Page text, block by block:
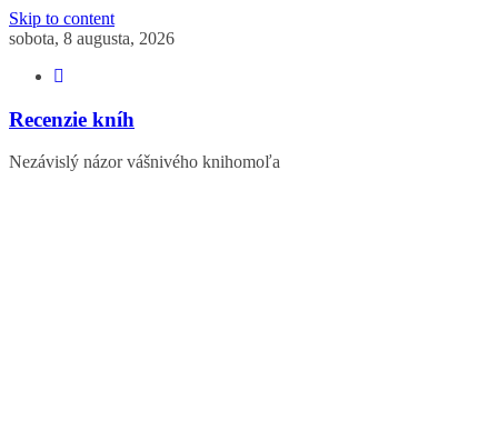
Skip to content
sobota, 8 augusta, 2026
Recenzie kníh
Nezávislý názor vášnivého knihomoľa